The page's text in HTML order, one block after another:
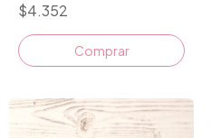
$4.352
Comprar